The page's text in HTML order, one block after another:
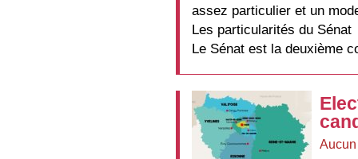
assez particulier et un
Les particularités du Sénat
Le Sénat est la deuxième